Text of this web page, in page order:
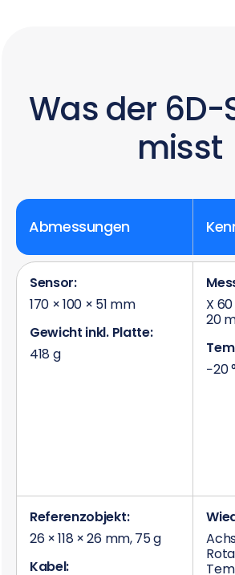
Was der 6D-
misst
Abmessungen
Sensor:
170 × 100 × 51 mm
Gewicht inkl. Platte:
418 g
Referenzobjekt:
26 × 118 × 26 mm, 75 g
Kabel:
X
20
−20